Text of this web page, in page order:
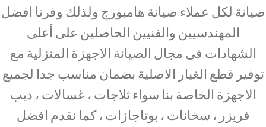
صيانة لكل عملاء صيانة هامبورج ولذلك وفرنا افضل
المهندسيين والفنيين الحاصلين على أعلى
الشهادات فى مجال الصيانة الاجهزة المنزلية مع
توفير قطع الغيار الاصلية بضمان مناسب جدا لجميع
الاجهزة الخاصة بنا سواء ثلاجات ، غسالات ، ديب
فريزر ، سخانات ، بوتاجازات ، كما نقدم افضل